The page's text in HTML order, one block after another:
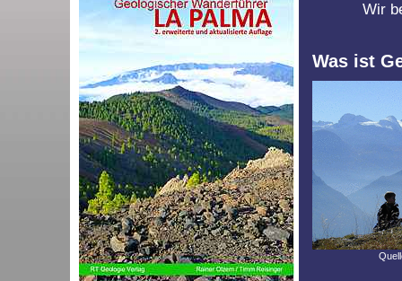
Wir
Was ist